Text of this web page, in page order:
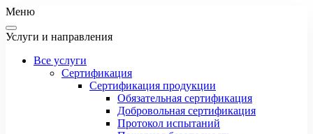
Меню
Услуги и направления
Все услуги
Сертификация
Сертификация продукции
Обязательная сертификация
Добровольная сертификация
Протокол испытаний